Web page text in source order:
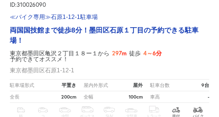
ID:310026090
≪バイク専用≫石原1-12-1駐車場
両国国技館まで徒歩8分！墨田区石原１丁目の予約できる駐車
場！
東京都墨田区亀沢２丁目１８ー１から 297m 徒歩 4～6分
予約できてオススメ！
東京都墨田区石原1-12-1
駐車場形式 平置き 屋内外形式 屋外 駐車台数 9台
全長 200cm 全幅 100cm 車高 -